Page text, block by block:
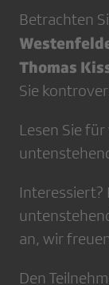
Betrachten
Thomas
Sie
Lesen Sie
Interessiert?
an, wir
Den